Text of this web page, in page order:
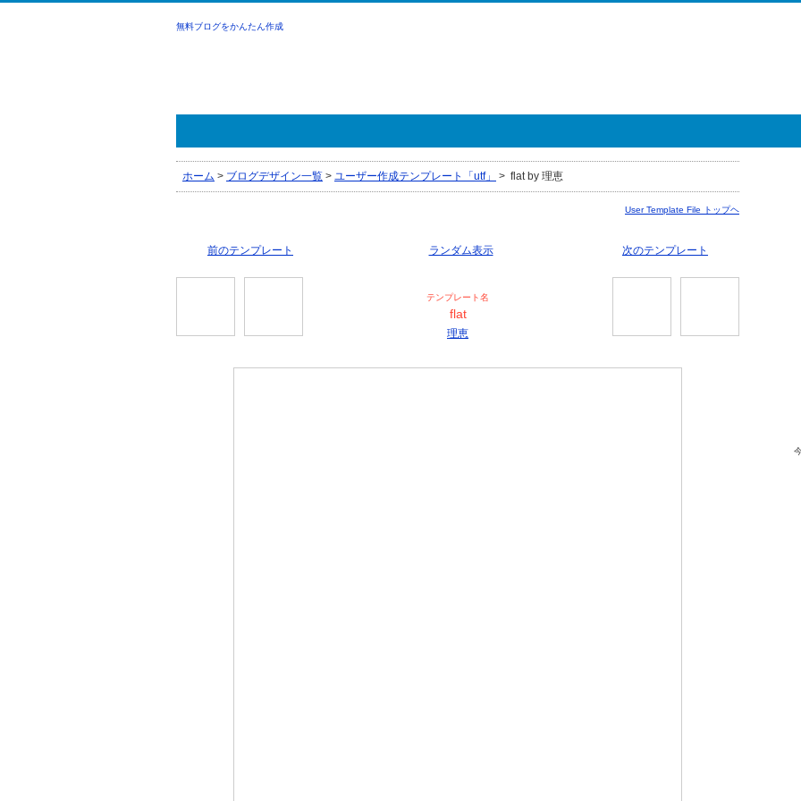
無料ブログをかんたん作成
ホーム > ブログデザイン一覧 > ユーザー作成テンプレート「utf」 > flat by 理恵
User Template File トップヘ
前のテンプレート 次のテンプレート
ランダム表示
テンプレート名
flat
理恵